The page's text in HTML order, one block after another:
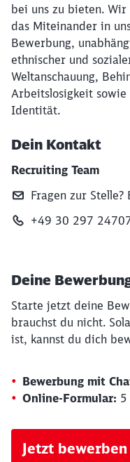
bei uns zu bieten.
das Miteinander in
Bewerbung,
ethnischer und
Weltanschauung,
Arbeitslosigkeit sowie
Identität.
Dein Kontakt
Recruiting Team
Fragen zur Stelle?
+49 30 297
Deine
Starte jetzt deine
brauchst du nicht.
ist, kannst du dich
Bewerbung mit
Online-Formular: 5
Jetzt bewerben